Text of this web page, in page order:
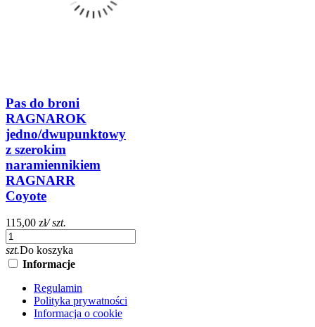
Pas do broni
RAGNAROK
jedno/dwupunktowy
z szerokim
naramiennikiem
RAGNARR
Coyote
115,00 zł/ szt.
szt.Do koszyka
Informacje
Regulamin
Polityka prywatności
Informacja o cookie